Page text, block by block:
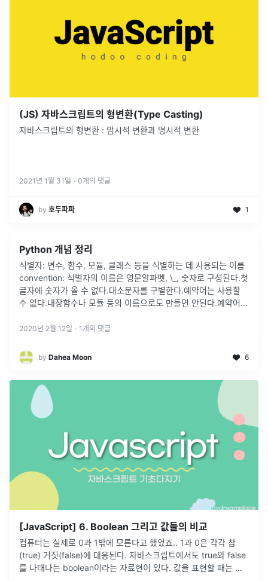
(JS) 자바스크립트의 형변환(Type Casting)
자바스크립트의 형변환 : 암시적 변환과 명시적 변환
2021년 1월 31일 · 0개의 댓글
by 호두파파 1
Python 개념 정리
식별자: 변수, 함수, 모듈, 클래스 등을 식별하는 데 사용되는 이름
convention: 식별자의 이름은 영문알파벳, \_, 숫자로 구성된다.첫
글자에 숫자가 올 수 없다.대소문자를 구별한다.예약어는 사용할
수 없다.내장함수나 모듈 등의 이름으로도 만들면 안된다.예약어...
2020년 2월 12일 · 1 개의 댓글
by Dahea Moon 6
[JavaScript] 6. Boolean 그리고 값들의 비교
컴퓨터는 실제로 0과 1밖에 모른다고 했었죠.. 1과 0은 각각 참
(true) 거짓(false)에 대응된다. 자바스크립트에서도 true와 false
를 나태나는 boolean이라는 자료현이 있다. 값을 표현할 때는 따